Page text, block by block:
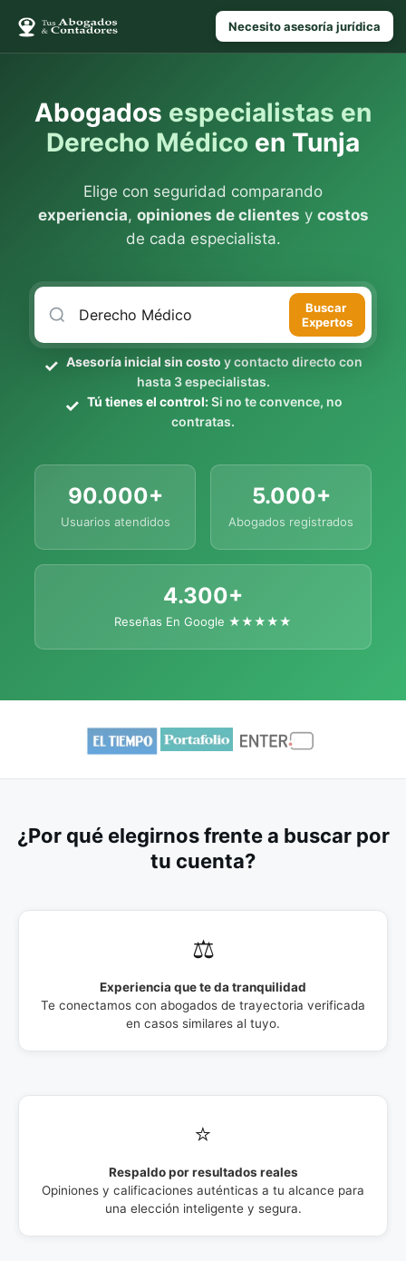
Necesito asesoría jurídica
Abogados especialistas en
Derecho Médico en Tunja
Elige con seguridad comparando
experiencia, opiniones de clientes y costos
de cada especialista.
Buscar
Expertos
Asesoría inicial sin costo y contacto directo con
hasta 3 especialistas.
Tú tienes el control:Si no te convence, no
contratas.
90.000+
Usuarios atendidos
5.000+
Abogados registrados
4.300+
Reseñas En Google ★★★★★
¿Por qué elegirnos frente a buscar por
tu cuenta?
⚖️
Experiencia que te da tranquilidad
Te conectamos con abogados de trayectoria verificada
en casos similares al tuyo.
⭐
Respaldo por resultados reales
Opiniones y calificaciones auténticas a tu alcance para
una elección inteligente y segura.